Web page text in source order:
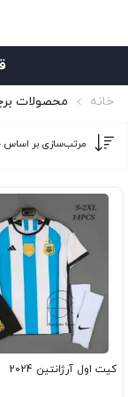
خانه محصولات
کیت اول آرژانتین 2024